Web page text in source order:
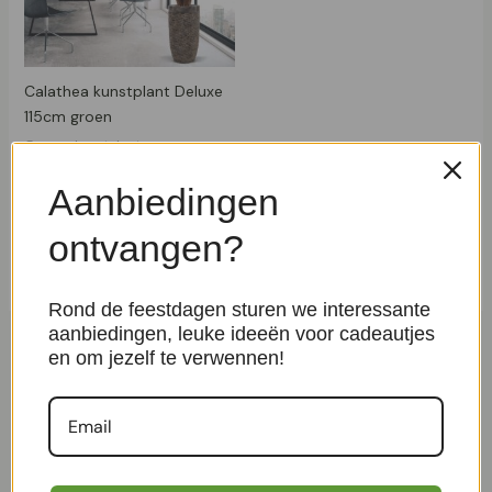
Calathea kunstplant Deluxe
115cm groen
Groene kunstplanten
2 3 4 …
Zoeken
Aanbiedingen
ontvangen?
Rond de feestdagen sturen we interessante
aanbiedingen, leuke ideeën voor cadeautjes
en om jezelf te verwennen!